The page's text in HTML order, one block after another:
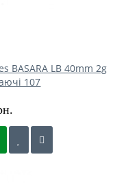
BASARA LB 40mm 2g
107